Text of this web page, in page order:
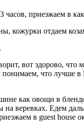
приезжаем в
кожурки отдаем
вот здорово, что
что лучше в
как овощи в
веревках. Едем
в guest house